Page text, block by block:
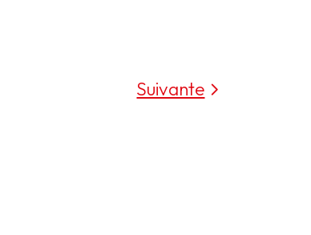
Suivante